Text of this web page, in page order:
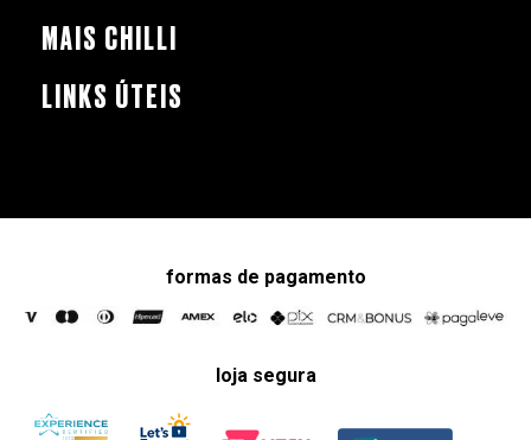
MAIS CHILLI
LINKS ÚTEIS
formas de pagamento
loja segura